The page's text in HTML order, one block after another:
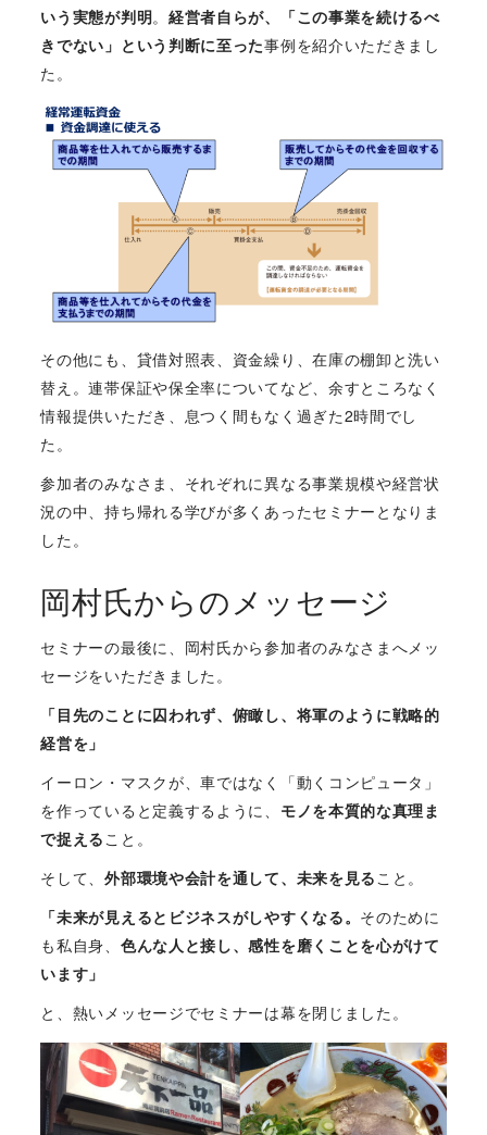
いう実態が判明。 経営者自らが、「この事業を続けるべ
きでない」という判断に至った事例を紹介いただきまし
た。
その他にも、貸借対照表、資金繰り、在庫の棚卸と洗い
替え。連帯保証や保全率についてなど、余すところなく
情報提供いただき、息つく間もなく過ぎた2時間でし
た。
参加者のみなさま、それぞれに異なる事業規模や経営状
況の中、持ち帰れる学びが多くあったセミナーとなりま
した。
岡村氏からのメッセージ
セミナーの最後に、岡村氏から参加者のみなさまへメッ
セージをいただきました。
「目先のことに囚われず、俯瞰し、将軍のように戦略的
経営を」
イーロン・マスクが、車ではなく「動くコンピュータ」
を作っていると定義するように、 モノを本質的な真理ま
で捉える こと。
そして、外部環境や会計を通して、未来を見る こと。
「未来が見えるとビジネスがしやすくなる。 そのために
も私自身、 色んな人と接し、感性を磨くことを心がけて
います」
と、熱いメッセージでセミナーは幕を閉じました。